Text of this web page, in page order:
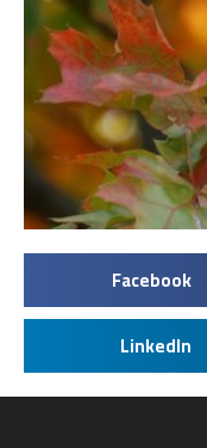
Facebook
LinkedIn